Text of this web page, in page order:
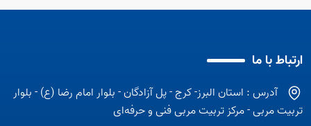
ارتباط با ما
آدرس : استان البرز- کرج - پل آزادگان - بلوار امام رضا (ع) - بلوار
تربیت مربی - مرکز تربیت مربی فنی و حرفه‌ای